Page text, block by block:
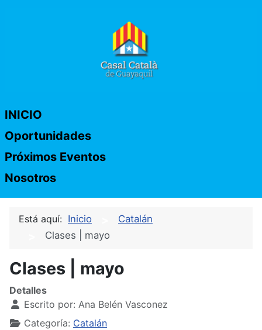
INICIO
Oportunidades
Próximos Eventos
Nosotros
Está aquí: Inicio
Catalán
Clases | mayo
Clases | mayo
Detalles
Escrito por: Ana Belén Vasconez
Categoría: Catalán